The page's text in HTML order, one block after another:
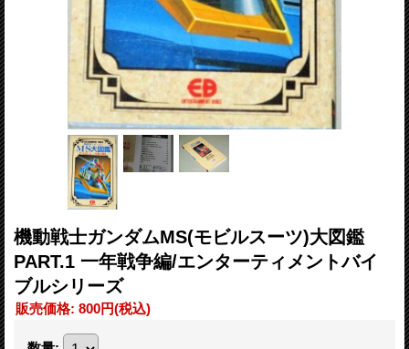
機動戦士ガンダムMS(モビルスーツ)大図鑑
PART.1 一年戦争編/エンターティメントバイ
ブルシリーズ
販売価格: 800円(税込)